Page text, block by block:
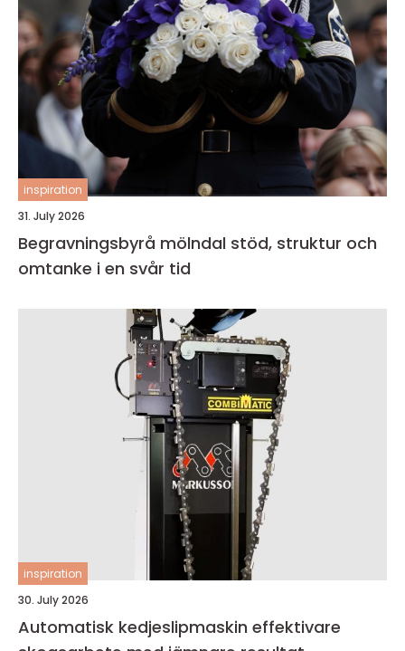
inspiration
31. July 2026
Begravningsbyrå mölndal stöd, struktur och
omtanke i en svår tid
inspiration
30. July 2026
Automatisk kedjeslipmaskin effektivare